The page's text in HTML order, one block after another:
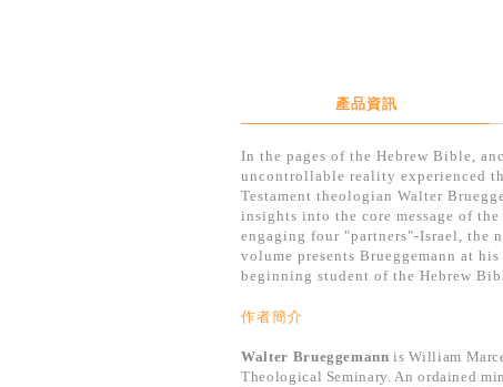
產品資訊
In the pages of the Hebrew Bible,
uncontrollable reality experienced
Testament theologian Walter
insights into the core message of
engaging four "partners"-Israel, the
volume presents Brueggemann at
beginning student of the Hebrew
作者簡介
Walter Brueggemann is William
Theological Seminary. An ordained